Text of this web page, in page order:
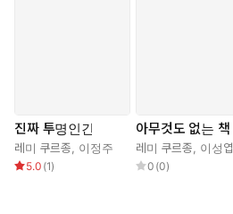
진짜 투명인간
레미 쿠르종, 이정주
5.0 (1)
아무것도 없는 책
레미 쿠르종, 이성엽
0 (0)